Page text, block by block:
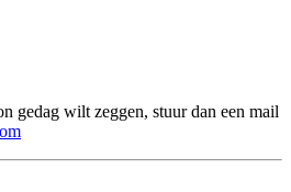
gedag wilt zeggen, stuur dan een mail